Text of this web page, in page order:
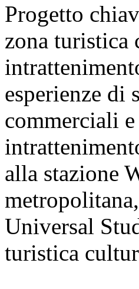
Progetto
zona turistica
esperienze di
commerciali
alla stazione
Universal
turistica